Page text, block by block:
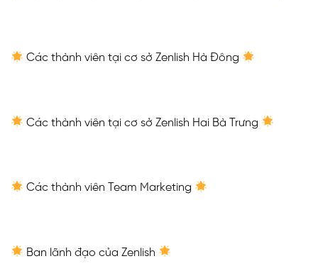
Các thành viên tại cơ sở Zenlish Hà Đông
Các thành viên tại cơ sở Zenlish Hai Bà Trưng
Các thành viên Team Marketing
Ban lãnh đạo của Zenlish